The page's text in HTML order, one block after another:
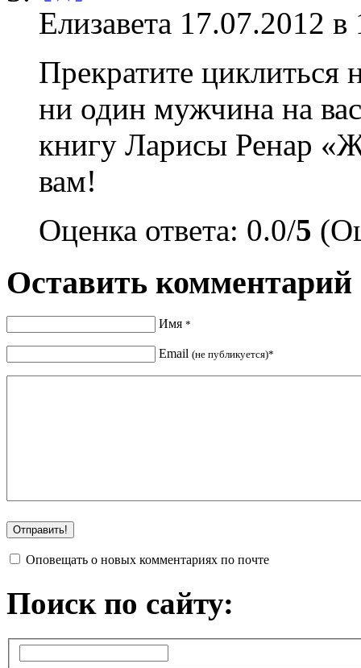
Елизавета 17.07.2012 в
Прекратите циклиться
ни один мужчина на
книгу Ларисы Ренар
вам!
Оценка ответа: 0.0/5
Оставить комментарий
Имя *
Email (не публикуется)*
Оповещать о новых комментариях по почте
Поиск по сайту: